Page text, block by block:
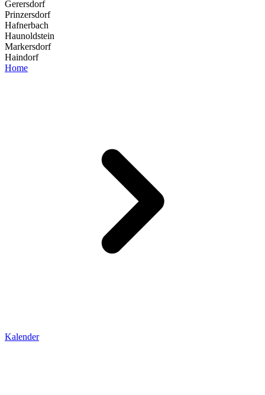
Gerersdorf
Prinzersdorf
Hafnerbach
Haunoldstein
Markersdorf
Haindorf
Home
Kalender